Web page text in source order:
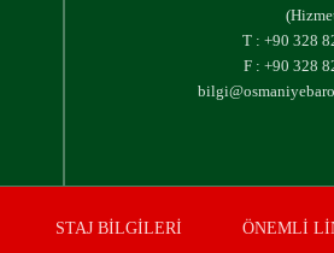
T : +90 328
F : +90 328
STAJ BİLGİLERİ ÖNEMLİ